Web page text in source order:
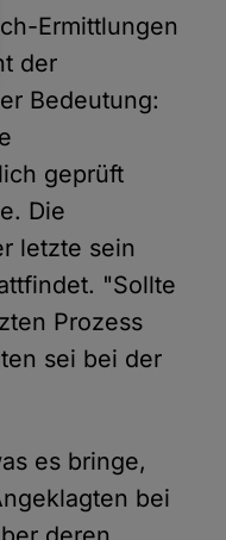
Ermittlungen
der
Bedeutung:
geprüft
Die
letzte sein
"Sollte
Prozess
sei bei der
es bringe,
bei